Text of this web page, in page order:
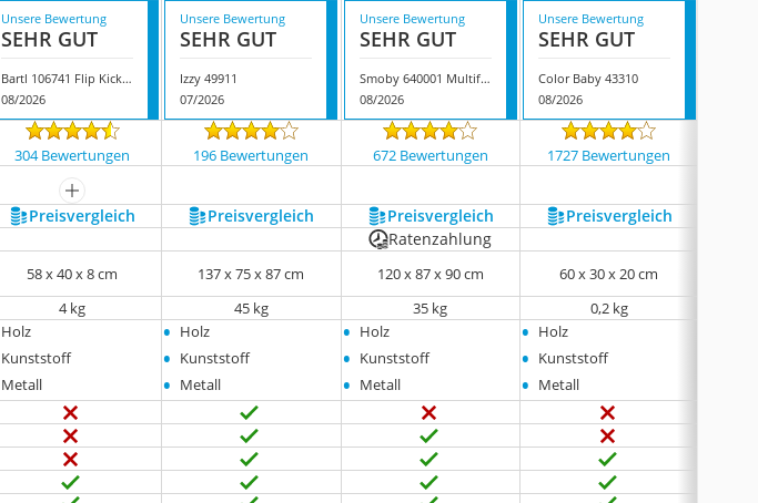
Unsere Bewertung
SEHR GUT
Bartl 106741 Flip Kick Deluxe
08/2026
Unsere Bewertung
SEHR GUT
Izzy 49911
07/2026
Unsere Bewertung
SEHR GUT
Smoby 640001 Multifunktionsspieltisch
08/2026
Unsere Bewertung
SEHR GUT
Color Baby 43310
08/2026
304 Bewertungen 196 Bewertungen 672 Bewertungen 1727 Bewertungen
mehr anzeigen
Preis­vergleich Preis­vergleich Preis­vergleich Preis­vergleich
Ratenzahlung
58 x 40 x 8 cm 137 x 75 x 87 cm 120 x 87 x 90 cm 60 x 30 x 20 cm
4 kg 45 kg 35 kg 0,2 kg
Holz
Kunststoff
Metall
• Holz
• Kunststoff
• Metall
• Holz
• Kunststoff
• Metall
• Holz
• Kunststoff
• Metall